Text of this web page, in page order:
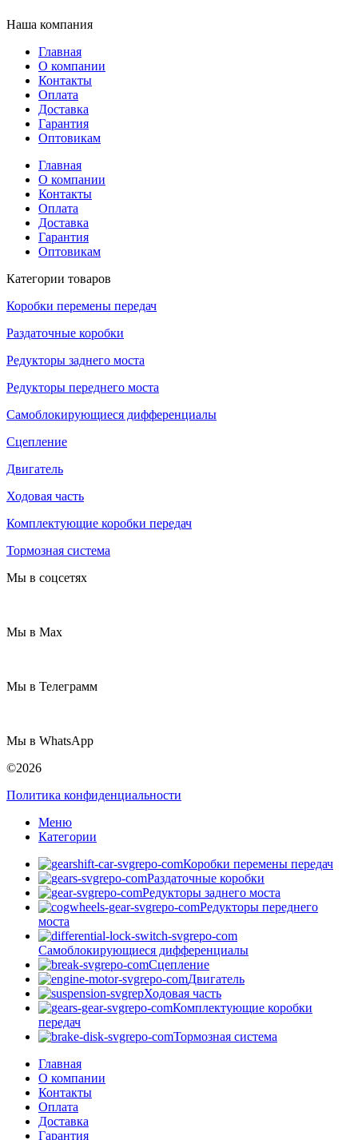
Наша компания
Главная
О компании
Контакты
Оплата
Доставка
Гарантия
Оптовикам
Главная
О компании
Контакты
Оплата
Доставка
Гарантия
Оптовикам
Категории товаров
Коробки перемены передач
Раздаточные коробки
Редукторы заднего моста
Редукторы переднего моста
Самоблокирующиеся дифференциалы
Сцепление
Двигатель
Ходовая часть
Комплектующие коробки передач
Тормозная система
Мы в соцсетях
Мы в Max
Мы в Телеграмм
Мы в WhatsApp
©2026
Политика конфиденциальности
Меню
Категории
Коробки перемены передач
Раздаточные коробки
Редукторы заднего моста
Редукторы переднего
моста
Самоблокирующиеся дифференциалы
Сцепление
Двигатель
Ходовая часть
Комплектующие коробки
передач
Тормозная система
Главная
О компании
Контакты
Оплата
Доставка
Гарантия